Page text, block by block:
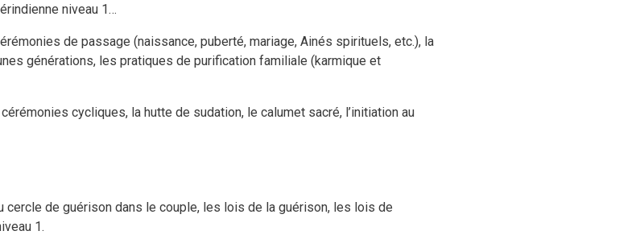
niveau 1…
de passage (naissance, puberté, mariage, Ainés spirituels, etc.), la
générations, les pratiques de purification familiale (karmique et
cycliques, la hutte de sudation, le calumet sacré, l’initiation au
cercle de guérison dans le couple, les lois de la guérison, les lois de
1.